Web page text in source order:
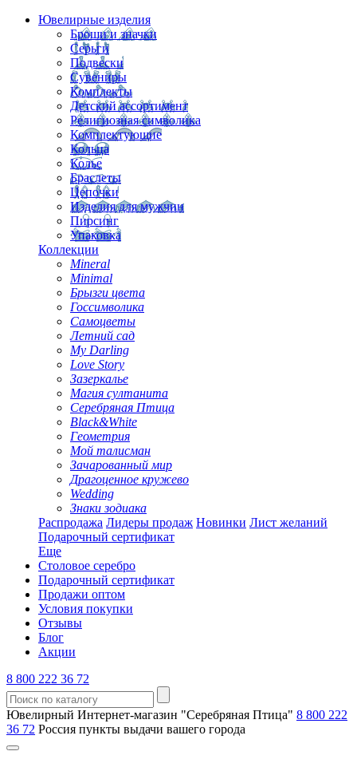
Ювелирные изделия
Броши и значки
Серьги
Подвески
Сувениры
Комплекты
Детский ассортимент
Религиозная символика
Комплектующие
Кольца
Колье
Браслеты
Цепочки
Изделия для мужчин
Пирсинг
Упаковка
Коллекции
Mineral
Minimal
Брызги цвета
Госсимволика
Самоцветы
Летний сад
My Darling
Love Story
Зазеркалье
Магия султанита
Серебряная Птица
Black&White
Геометрия
Мой талисман
Зачарованный мир
Драгоценное кружево
Wedding
Знаки зодиака
Распродажа Лидеры продаж Новинки Лист желаний
Подарочный сертификат
Еще
Столовое серебро
Подарочный сертификат
Продажи оптом
Условия покупки
Отзывы
Блог
Акции
8 800 222 36 72
Ювелирный Интернет-магазин "Серебряная Птица" 8 800 222
36 72 Россия пункты выдачи вашего города